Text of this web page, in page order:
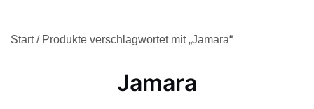
Start/ Produkte verschlagwortet mit „Jamara“
Jamara